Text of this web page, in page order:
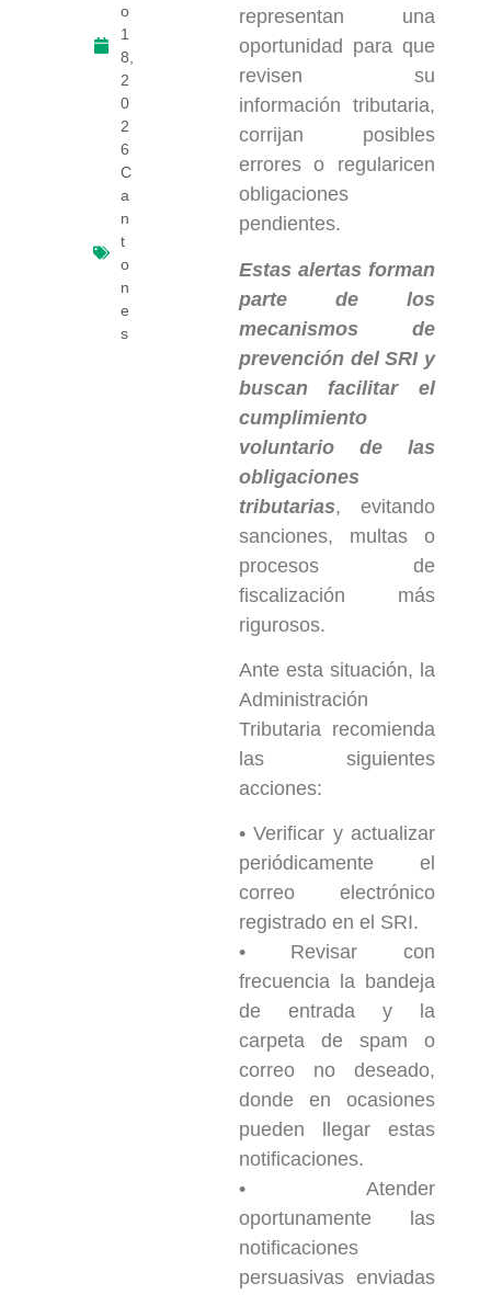
o
1
8,
2
0
2
6
C
a
n
t
o
n
e
s
representan una
oportunidad para que
revisen su
información tributaria,
corrijan posibles
errores o regularicen
obligaciones
pendientes.
Estas alertas forman
parte de los
mecanismos de
prevención del SRI y
buscan facilitar el
cumplimiento
voluntario de las
obligaciones
tributarias, evitando
sanciones, multas o
procesos de
fiscalización más
rigurosos.
Ante esta situación, la
Administración
Tributaria recomienda
las siguientes
acciones:
• Verificar y actualizar
periódicamente el
correo electrónico
registrado en el SRI.
• Revisar con
frecuencia la bandeja
de entrada y la
carpeta de spam o
correo no deseado,
donde en ocasiones
pueden llegar estas
notificaciones.
• Atender
oportunamente las
notificaciones
persuasivas enviadas